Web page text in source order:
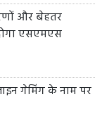
और बेहतर
एसएमएस
गेमिंग के नाम पर